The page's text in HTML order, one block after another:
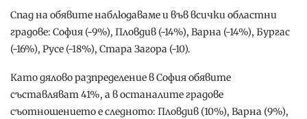
Спад на обявите наблюдаваме и във всички областни
градове: София (-9%), Пловдив (-14%), Варна (-14%), Бургас
(-16%), Русе (-18%), Стара Загора (-10).
Като дялово разпределение в София обявите
съставляват 41%, а в останалите градове
съотношението е следното: Пловдив (10%), Варна (9%),